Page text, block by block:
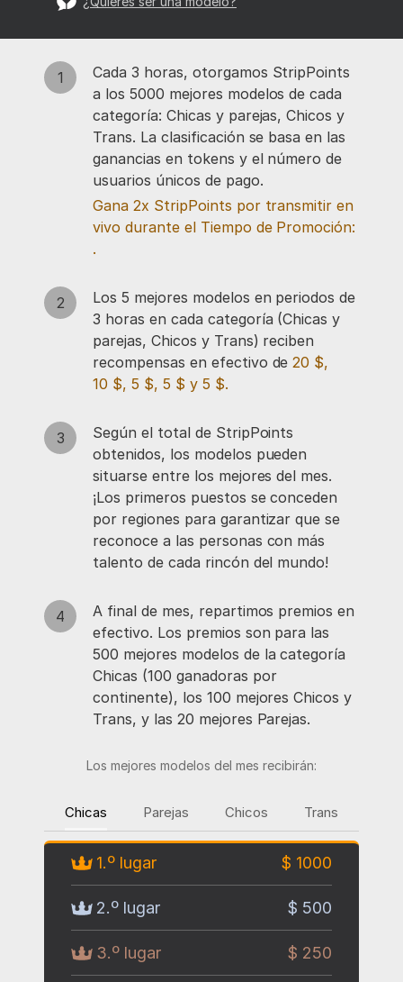
Cada 3 horas, otorgamos StripPoints
a los 5000 mejores modelos de cada
categoría: Chicas y parejas, Chicos y
Trans. La clasificación se basa en las
ganancias en tokens y el número de
usuarios únicos de pago.
Gana 2x StripPoints por transmitir en
vivo durante el Tiempo de Promoción:
.
Los 5 mejores modelos en periodos de
3 horas en cada categoría (Chicas y
parejas, Chicos y Trans) reciben
recompensas en efectivo de20 $,
10 $, 5 $, 5 $ y 5 $.
Según el total de StripPoints
obtenidos, los modelos pueden
situarse entre los mejores del mes.
¡Los primeros puestos se conceden
por regiones para garantizar que se
reconoce a las personas con más
talento de cada rincón del mundo!
A final de mes, repartimos premios en
efectivo. Los premios son para las
500 mejores modelos de la categoría
Chicas (100 ganadoras por
continente), los 100 mejores Chicos y
Trans, y las 20 mejores Parejas.
Los mejores modelos del mes recibirán:
Chicas Parejas Chicos Trans
1.º lugar $ 1000
2.º lugar $ 500
3.º lugar $ 250